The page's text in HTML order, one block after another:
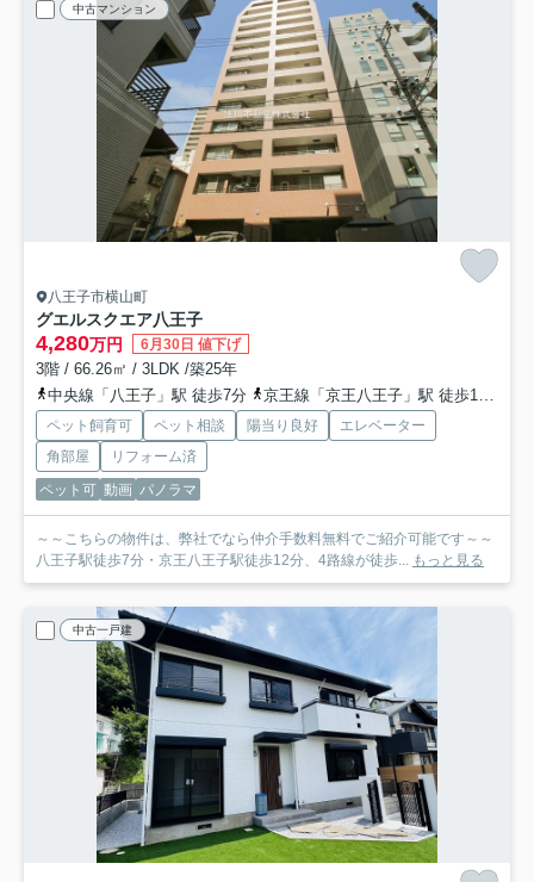
中古マンション
八王子市横山町
グエルスクエア八王子
4,280万円 6月30日 値下げ
3階 / 66.26㎡ / 3LDK /築25年
中央線「八王子」駅 徒歩7分
京王線「京王八王子」駅 徒歩12分
ペット飼育可 ペット相談 陽当り良好
エレベーター
角部屋
リフォーム済
ペット可 動画 パノラマ
～～こちらの物件は、弊社でなら仲介手数料無料でご紹介可能です～～
八王子駅徒歩7分・京王八王子駅徒歩12分、4路線が徒歩... もっと見る
中古一戸建